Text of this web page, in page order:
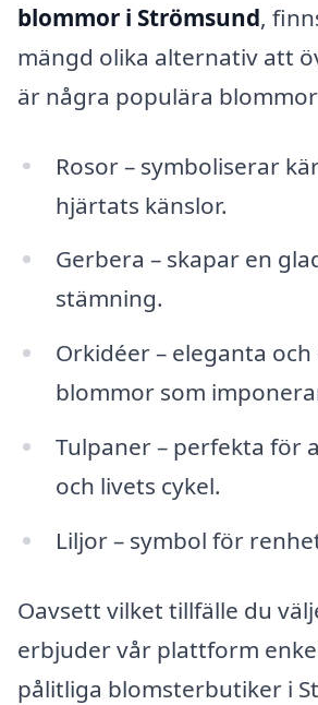
blommor i Strömsund,
mängd olika alternativ att
är några populära
Rosor – symboliserar
hjärtats känslor.
Gerbera – skapar en
stämning.
Orkidéer – eleganta och
blommor som
Tulpaner – perfekta för
och livets cykel.
Liljor – symbol för
Oavsett vilket tillfälle du
erbjuder vår plattform
pålitliga blomsterbutiker i